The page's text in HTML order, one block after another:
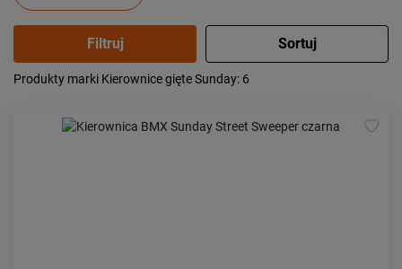
Popularność:
od najwyższej
Produkty marki Kierownice gięte Sunday: 6